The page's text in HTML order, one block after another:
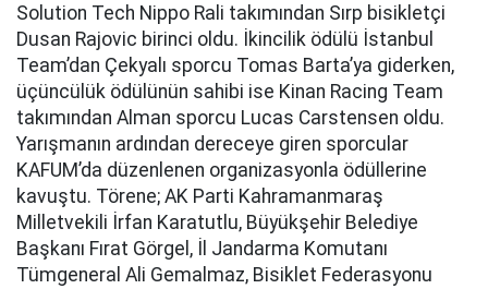
Solution Tech Nippo Rali takımından Sırp bisikletçi
Dusan Rajovic birinci oldu. İkincilik ödülü İstanbul
Team’dan Çekyalı sporcu Tomas Barta’ya giderken,
üçüncülük ödülünün sahibi ise Kinan Racing Team
takımından Alman sporcu Lucas Carstensen oldu.
Yarışmanın ardından dereceye giren sporcular
KAFUM’da düzenlenen organizasyonla ödüllerine
kavuştu. Törene; AK Parti Kahramanmaraş
Milletvekili İrfan Karatutlu, Büyükşehir Belediye
Başkanı Fırat Görgel, İl Jandarma Komutanı
Tümgeneral Ali Gemalmaz, Bisiklet Federasyonu